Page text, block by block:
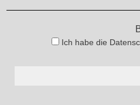
Ich habe die